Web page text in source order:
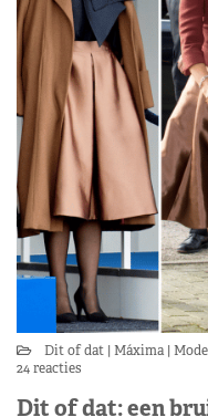
Dit of dat Máxima
24 reacties
Dit of dat: een